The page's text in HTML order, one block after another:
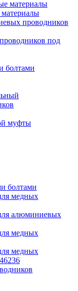
проводников
под
болтами
муфты
болтами
медных
алюминиевых
медных
медных